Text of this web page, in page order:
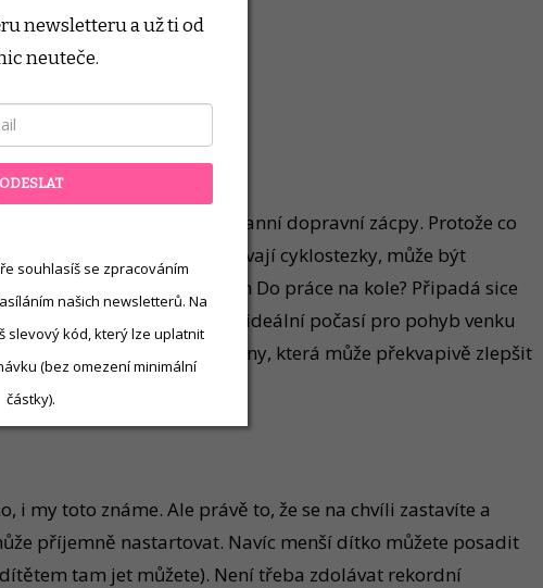
způsob, jak obejít ranní dopravní zácpy. Protože co
ale vcelku výrazně přibývají cyklostezky, může být
dokonce Mezinárodní den Do práce na kole? Připadá sice
Navíc celý květen přináší ideální počasí pro pohyb venku
vzduchu a ze změny, která může překvapivě zlepšit
my toto známe. Ale právě to, že se na chvíli zastavíte a
příjemně nastartovat. Navíc menší dítko můžete posadit
tam jet můžete). Není třeba zdolávat rekordní
newsletterua už ti od
neuteče.
ODESLAT
souhlasíš se zpracováním
našich newsletterů. Na
slevový kód, který lze uplatnit
(bez omezení minimální
částky).